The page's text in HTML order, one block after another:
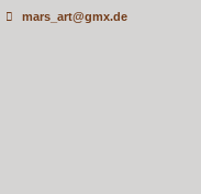
mars_art@gmx.de